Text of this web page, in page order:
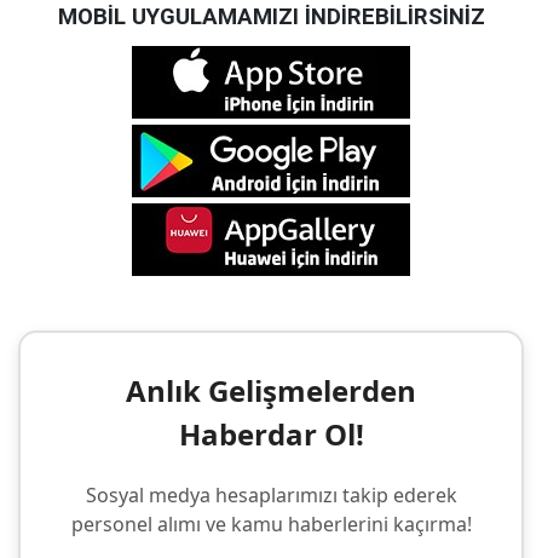
MOBİL UYGULAMAMIZI İNDİREBİLİRSİNİZ
Anlık Gelişmelerden
Haberdar Ol!
Sosyal medya hesaplarımızı takip ederek
personel alımı ve kamu haberlerini kaçırma!